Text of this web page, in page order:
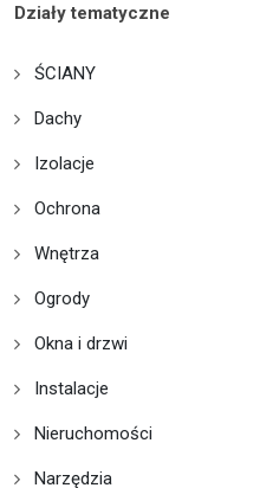
Działy tematyczne
ŚCIANY
Dachy
Izolacje
Ochrona
Wnętrza
Ogrody
Okna i drzwi
Instalacje
Nieruchomości
Narzędzia